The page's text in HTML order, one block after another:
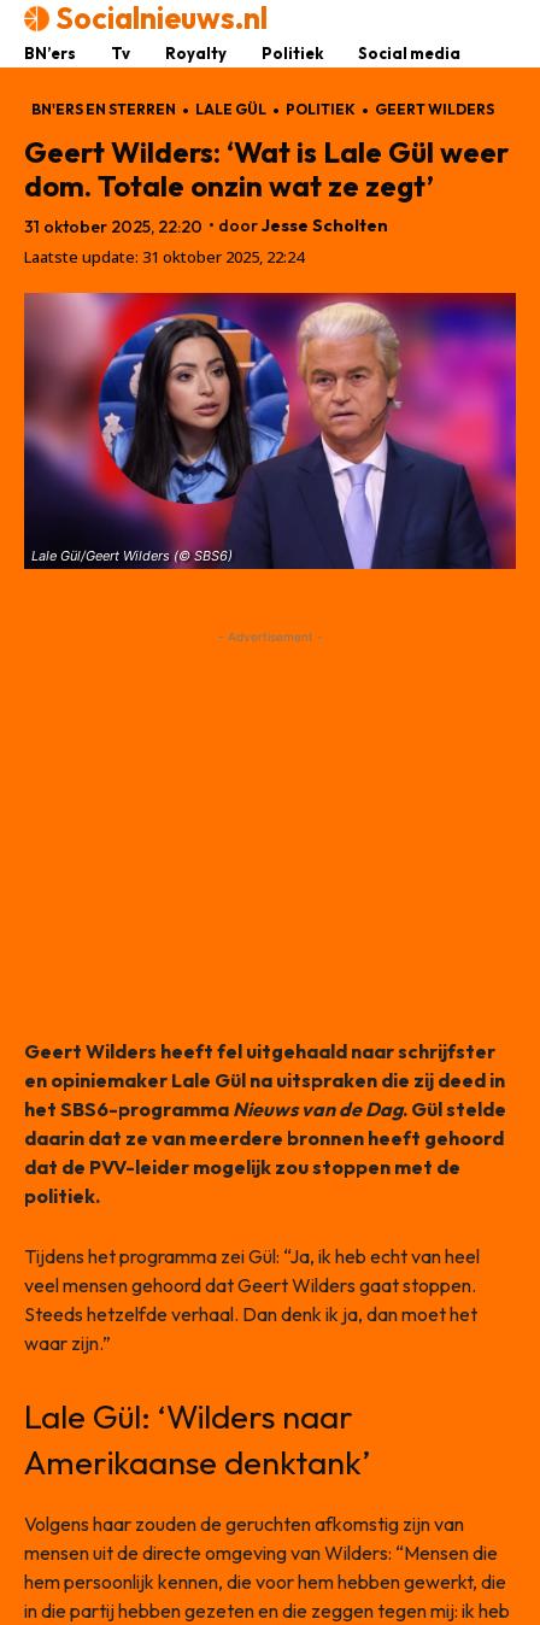
Socialnieuws.nl
BN’ers Tv Royalty Politiek Social media
BN'ERS EN STERREN LALE GÜL POLITIEK GEERT WILDERS
Geert Wilders: ‘Wat is Lale Gül weer
dom. Totale onzin wat ze zegt’
31 oktober 2025, 22:20 • doorJesse Scholten
Laatste update: 31 oktober 2025, 22:24
Lale Gül/Geert Wilders (© SBS6)
- Advertisement -
Geert Wilders heeft fel uitgehaald naar schrijfster
en opiniemaker Lale Gül na uitspraken die zij deed in
het SBS6-programma Nieuws van de Dag. Gül stelde
daarin dat ze van meerdere bronnen heeft gehoord
dat de PVV-leider mogelijk zou stoppen met de
politiek.
Tijdens het programma zei Gül: “Ja, ik heb echt van heel
veel mensen gehoord dat Geert Wilders gaat stoppen.
Steeds hetzelfde verhaal. Dan denk ik ja, dan moet het
waar zijn.”
Lale Gül: ‘Wilders naar
Amerikaanse denktank’
Volgens haar zouden de geruchten afkomstig zijn van
mensen uit de directe omgeving van Wilders: “Mensen die
hem persoonlijk kennen, die voor hem hebben gewerkt, die
in die partij hebben gezeten en die zeggen tegen mij: ik heb